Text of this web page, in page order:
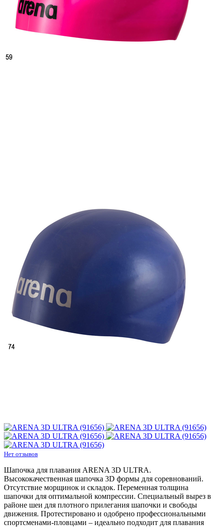
Нет отзывов
Шапочка для плавания ARENA 3D ULTRA.
Высококачественная шапочка 3D формы для соревнований.
Отсутствие морщинок и складок. Переменная толщина
шапочки для оптимальной компрессии. Специальный вырез в
районе шеи для плотного прилегания шапочки и свободы
движения. Протестировано и одобрено профессиональными
спортсменами-пловцами – идеально подходит для плавания